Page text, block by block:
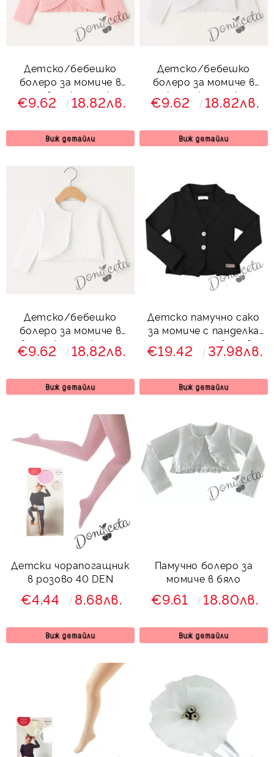
Детско/бебешко
болеро за момиче в
розово с къдрички
€9.62 18.82лв.
Виж детайли
Детско/бебешко
болеро за момиче в
екрю с къдрички
€9.62 18.82лв.
Виж детайли
Детско/бебешко
болеро за момиче в
бяло с къдрички от
трико
€9.62 18.82лв.
Виж детайли
Детско памучно сако
за момиче с панделка
отзад и харбали в
черно 45566558 Гери
€19.42 37.98лв.
Виж детайли
Детски чорапогащник
в розово 40 DEN
€4.44 8.68лв.
Виж детайли
Памучно болеро за
момиче в бяло
€9.61 18.80лв.
Виж детайли